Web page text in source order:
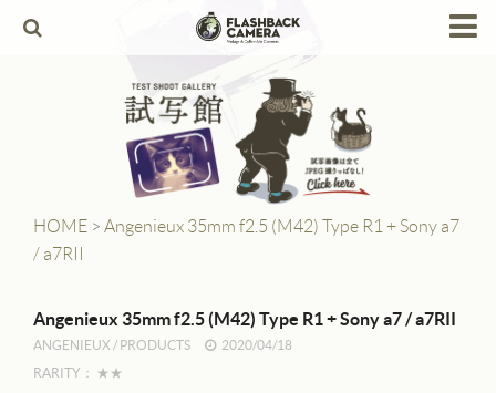
Leica Copies
Alpa
Berthiot
HOME > Angenieux 35mm f2.5 (M42) Type R1 + Sony a7
/ a7RII
Angenieux 35mm f2.5 (M42) Type R1 + Sony a7 / a7RII
ANGENIEUX / PRODUCTS
2020/04/18
RARITY：
★★